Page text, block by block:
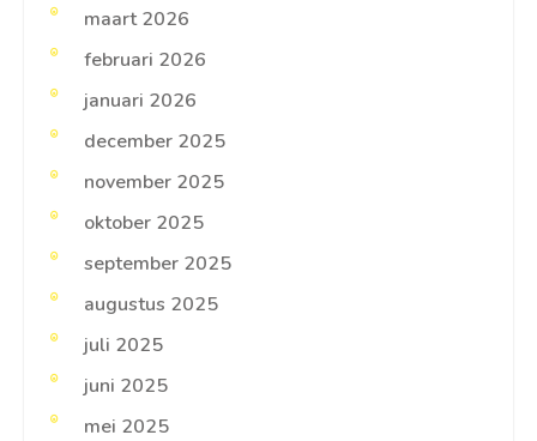
maart 2026
februari 2026
januari 2026
december 2025
november 2025
oktober 2025
september 2025
augustus 2025
juli 2025
juni 2025
mei 2025